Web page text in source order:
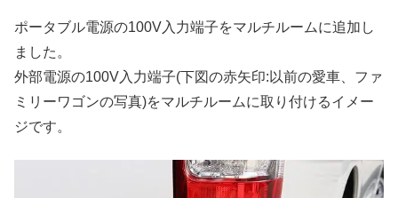
ポータブル電源の100V入力端子をマルチルームに追加し
ました。
外部電源の100V入力端子(下図の赤矢印:以前の愛車、ファ
ミリーワゴンの写真)をマルチルームに取り付けるイメー
ジです。